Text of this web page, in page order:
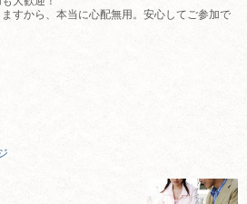
すから、本当に心配無用。安心してご参加で